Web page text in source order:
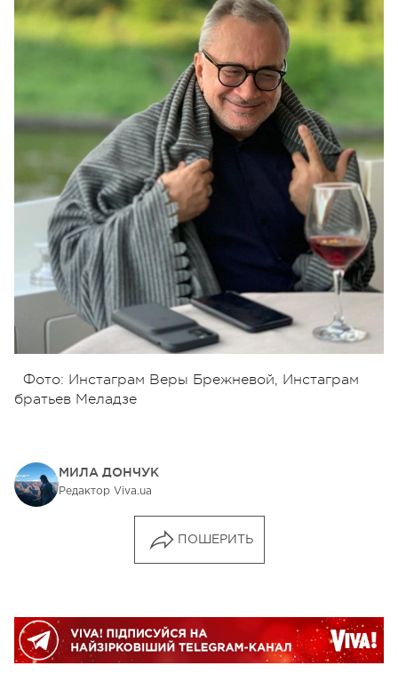
Фото: Инстаграм Веры Брежневой, Инстаграм
братьев Меладзе
МИЛА ДОНЧУК
Редактор Viva.ua
ПОШЕРИТЬ